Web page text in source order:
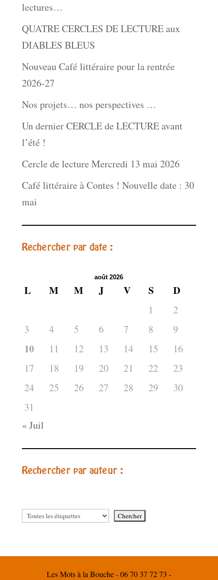
lectures…
QUATRE CERCLES DE LECTURE aux
DIABLES BLEUS
Nouveau Café littéraire pour la rentrée
2026-27
Nos projets… nos perspectives …
Un dernier CERCLE de LECTURE avant
l’été !
Cercle de lecture Mercredi 13 mai 2026
Café littéraire à Contes ! Nouvelle date : 30
mai
Rechercher par date :
août 2026
L M M J V S D
1
2
3
4 5 6 7 8 9
10 11 12 13 14 15
16
17
18 19 20 21 22
23
24
25 26 27 28 29
30
31
« Juil
Rechercher par auteur :
Les Mots à la Bouche - 06 70 37 72 73 -